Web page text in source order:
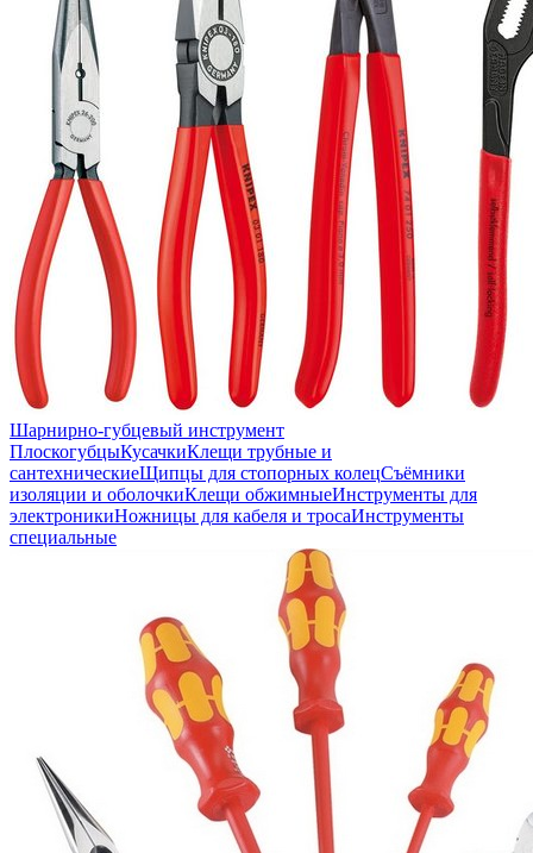
Шарнирно-губцевый инструмент
ПлоскогубцыКусачкиКлещи трубные и
сантехническиеЩипцы для стопорных колецСъёмники
изоляции и оболочкиКлещи обжимныеИнструменты для
электроникиНожницы для кабеля и тросаИнструменты
специальные